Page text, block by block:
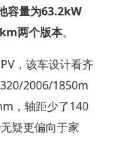
容量为63.2kW
两个版本。
，该车设计看齐
2006/1850m
，轴距少了140
疑更偏向于家